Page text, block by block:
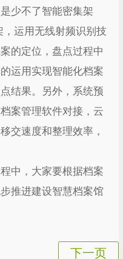
少不了智能密集架
运用无线射频识别技
的定位，盘点过程中
运用实现智能化档案
结果。另外，系统预
案管理软件对接，云
交速度和整理效率，
中，大家要根据档案
推进建设智慧档案馆